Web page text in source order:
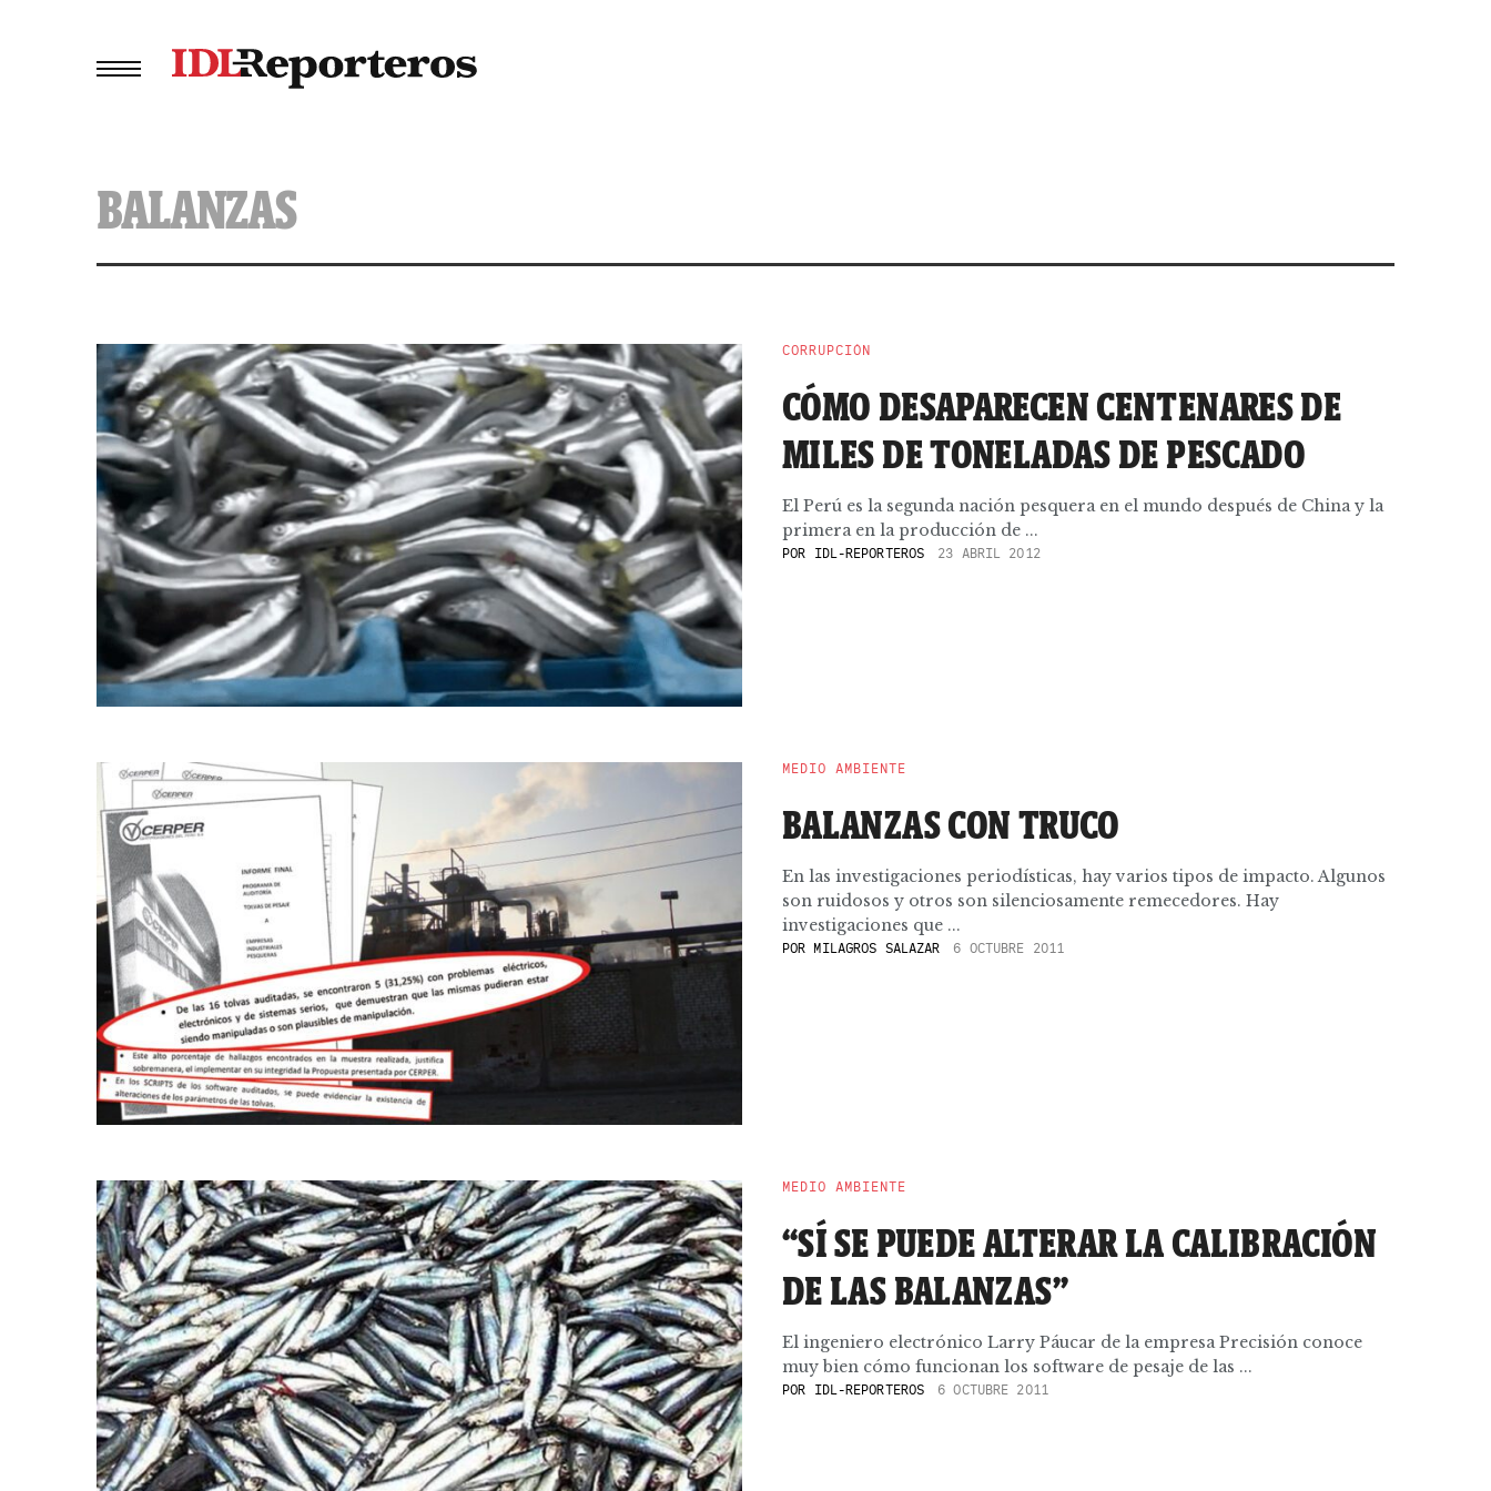
BALANZAS
CORRUPCIÓN
CÓMO DESAPARECEN CENTENARES DE
MILES DE TONELADAS DE PESCADO
El Perú es la segunda nación pesquera en el mundo después de China y la
primera en la producción de ...
POR IDL-REPORTEROS 23 ABRIL 2012
MEDIO AMBIENTE
BALANZAS CON TRUCO
En las investigaciones periodísticas, hay varios tipos de impacto. Algunos
son ruidosos y otros son silenciosamente remecedores. Hay
investigaciones que ...
POR MILAGROS SALAZAR 6 OCTUBRE 2011
MEDIO AMBIENTE
“SÍ SE PUEDE ALTERAR LA CALIBRACIÓN
DE LAS BALANZAS”
El ingeniero electrónico Larry Páucar de la empresa Precisión conoce
muy bien cómo funcionan los software de pesaje de las ...
POR IDL-REPORTEROS 6 OCTUBRE 2011